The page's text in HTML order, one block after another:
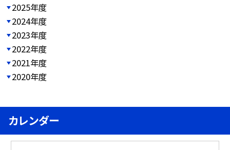
2025年度
2024年度
2023年度
2022年度
2021年度
2020年度
カレンダー